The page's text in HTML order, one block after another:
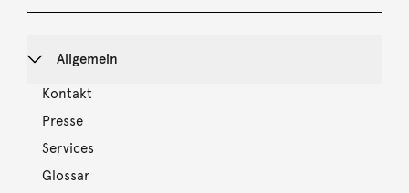
Allgemein
Kontakt
Presse
Services
Glossar